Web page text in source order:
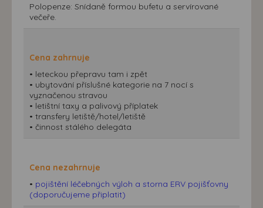
Polopenze: Snídaně formou bufetu a servírované
večeře.
Cena zahrnuje
• leteckou přepravu tam i zpět
• ubytování příslušné kategorie na 7 nocí s
vyznačenou stravou
• letištní taxy a palivový příplatek
• transfery letiště/hotel/letiště
• činnost stálého delegáta
Cena nezahrnuje
• pojištění léčebných výloh a storna ERV pojišťovny
(doporučujeme připlatit)